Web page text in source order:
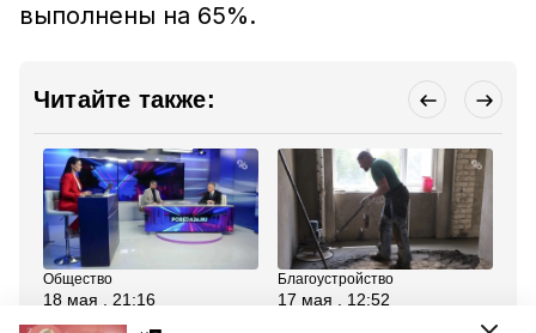
выполнены на 65%.
Читайте также:
Общество
18 мая , 21:16
Паводки, капремонт и
Благоустройство
17 мая , 12:52